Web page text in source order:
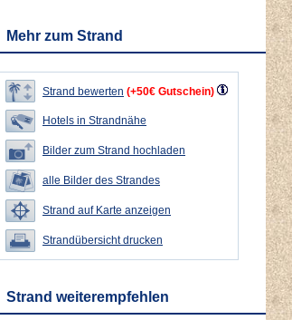
Mehr zum Strand
Strand bewerten (+50€ Gutschein)
Hotels in Strandnähe
Bilder zum Strand hochladen
alle Bilder des Strandes
Strand auf Karte anzeigen
Strandübersicht drucken
Strand weiterempfehlen